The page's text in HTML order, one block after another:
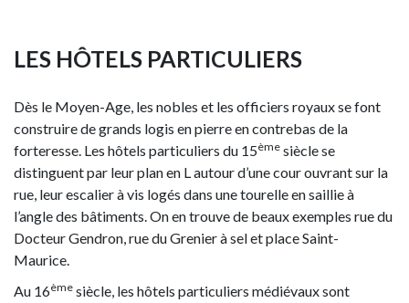
LES HÔTELS PARTICULIERS
Dès le Moyen-Age, les nobles et les officiers royaux se font
construire de grands logis en pierre en contrebas de la
forteresse. Les hôtels particuliers du 15ème siècle se
distinguent par leur plan en L autour d’une cour ouvrant sur la
rue, leur escalier à vis logés dans une tourelle en saillie à
l’angle des bâtiments. On en trouve de beaux exemples rue du
Docteur Gendron, rue du Grenier à sel et place Saint-
Maurice.
Au 16ème siècle, les hôtels particuliers médiévaux sont